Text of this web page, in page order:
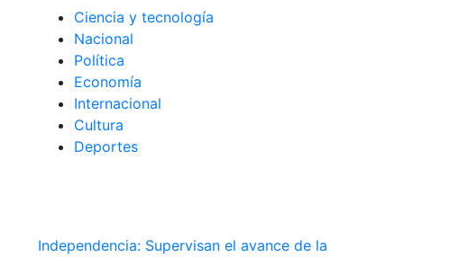
Ciencia y tecnología
Nacional
Política
Economía
Internacional
Cultura
Deportes
Independencia: Supervisan el avance de la